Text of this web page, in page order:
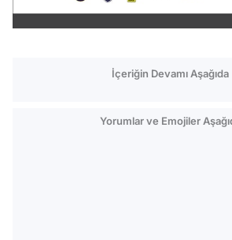
İçeriğin Devamı Aşağıda
Yorumlar ve Emojiler